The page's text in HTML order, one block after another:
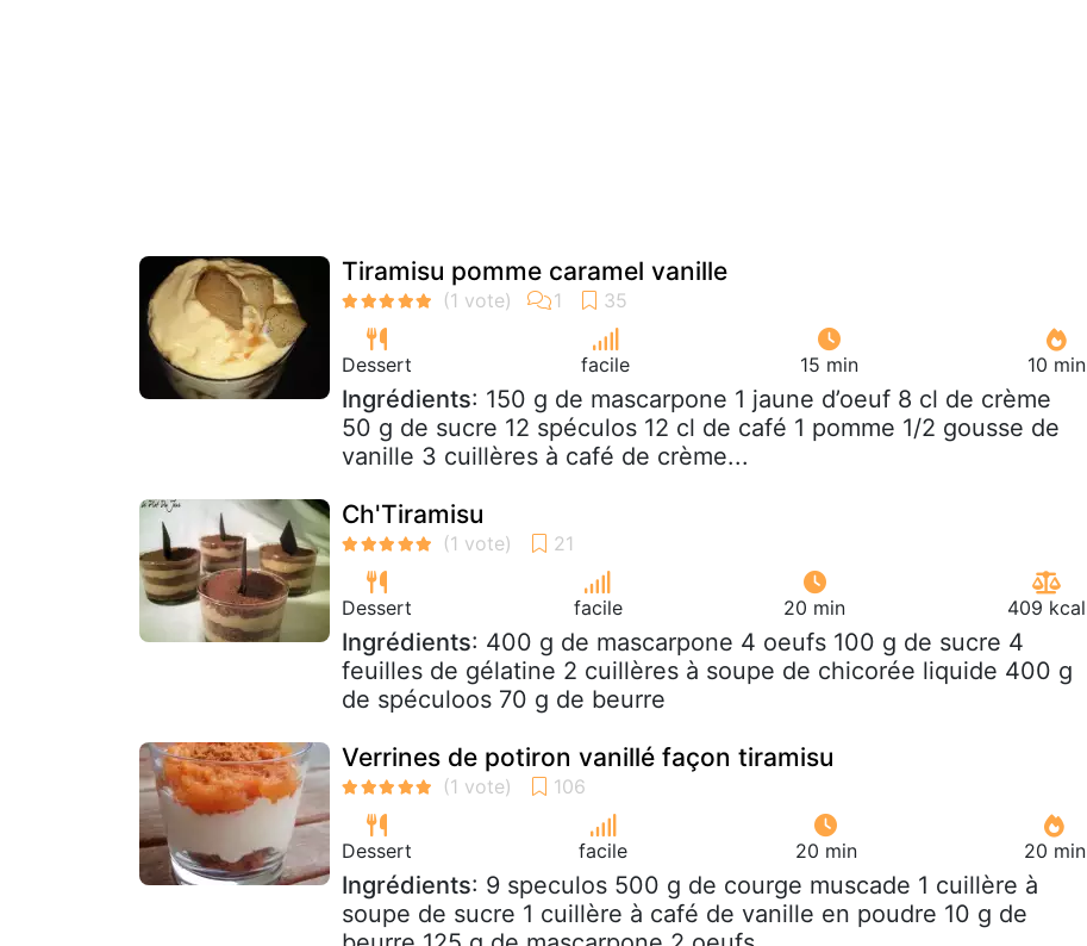
Tiramisu pomme caramel vanille
Dessert facile 15 min 10 min
Ingrédients: 150 g de mascarpone 1 jaune d’oeuf 8 cl de crème
50 g de sucre 12 spéculos 12 cl de café 1 pomme 1/2 gousse de
vanille 3 cuillères à café de crème...
Ch'Tiramisu
Dessert facile 20 min 409 kcal
Ingrédients: 400 g de mascarpone 4 oeufs 100 g de sucre 4
feuilles de gélatine 2 cuillères à soupe de chicorée liquide 400 g
de spéculoos 70 g de beurre
Verrines de potiron vanillé façon tiramisu
Dessert facile 20 min 20 min
Ingrédients: 9 speculos 500 g de courge muscade 1 cuillère à
soupe de sucre 1 cuillère à café de vanille en poudre 10 g de